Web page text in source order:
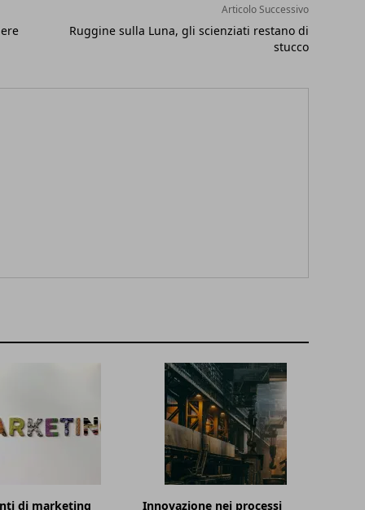
Articolo Successivo
Ruggine sulla Luna, gli scienziati restano di
stucco
di marketing Innovazione nei processi